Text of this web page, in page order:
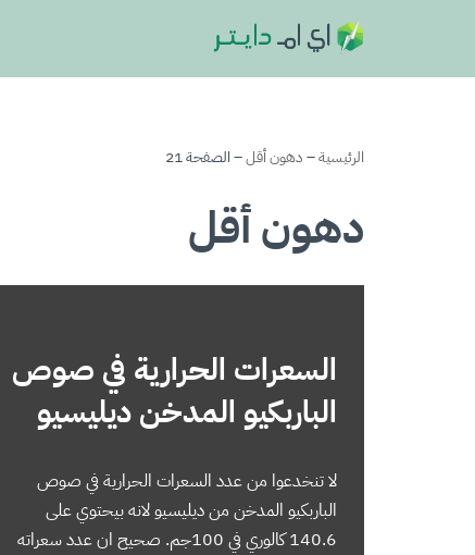
الرئيسية–دهون أقل–الصفحة 21
دهون أقل
السعرات الحرارية في صوص
الباربكيو المدخن ديليسيو
لا تنخدعوا من عدد السعرات الحرارية في صوص
الباربكيو المدخن من ديليسيو لانه بيحتوي على
140.6 كالوري في 100جم. صحيح ان عدد سعراته